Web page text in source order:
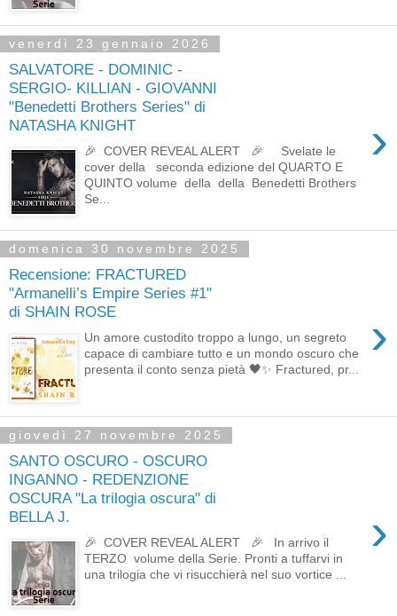
venerdì 23 gennaio 2026
SALVATORE - DOMINIC -
SERGIO- KILLIAN - GIOVANNI
"Benedetti Brothers Series" di
NATASHA KNIGHT
›
🎉 COVER REVEAL ALERT 🎉 Svelate le
cover della seconda edizione del QUARTO E
QUINTO volume della della Benedetti Brothers
Se...
domenica 30 novembre 2025
Recensione: FRACTURED
"Armanelli’s Empire Series #1"
di SHAIN ROSE
›
Un amore custodito troppo a lungo, un segreto
capace di cambiare tutto e un mondo oscuro che
presenta il conto senza pietà 🖤✨ Fractured, pr...
giovedì 27 novembre 2025
SANTO OSCURO - OSCURO
INGANNO - REDENZIONE
OSCURA "La trilogia oscura" di
BELLA J.
›
🎉 COVER REVEAL ALERT 🎉 In arrivo il
TERZO volume della Serie. Pronti a tuffarvi in
una trilogia che vi risucchierà nel suo vortice ...